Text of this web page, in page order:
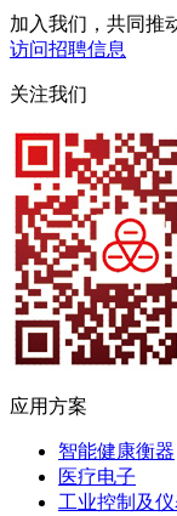
加入我们，共同推
访问招聘信息
关注我们
应用方案
智能健康衡器
医疗电子
工业控制及仪